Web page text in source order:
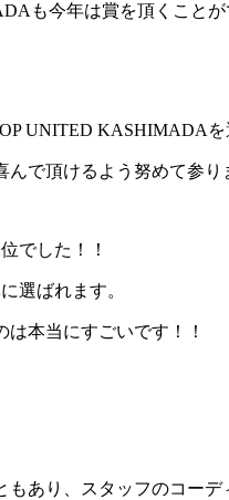
も今年は賞を頂くことが
UNITED KASHIMADA
で頂けるよう努めて参り
でした！！
選ばれます。
本当にすごいです！！
あり、スタッフのコー